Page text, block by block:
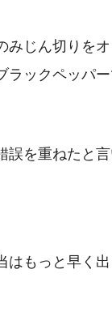
みじん切りを
ラックペッパ
誤を重ねたと
はもっと早く